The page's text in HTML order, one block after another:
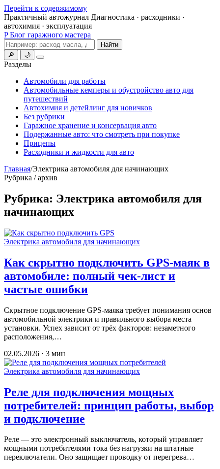
Перейти к содержимому
Практичный автожурнал Диагностика · расходники ·
автохимия · эксплуатация
P Блог гаражного мастера
Поиск
Найти
🔎
🌙
Меню
Разделы
Автомобили для работы
Автомобильные кемперы и обустройство авто для
путешествий
Автохимия и детейлинг для новичков
Без рубрики
Гаражное хранение и консервация авто
Подержанные авто: что смотреть при покупке
Прицепы
Расходники и жидкости для авто
Главная/Электрика автомобиля для начинающих
Рубрика / архив
Рубрика: Электрика автомобиля для
начинающих
Электрика автомобиля для начинающих
Как скрытно подключить GPS-маяк в
автомобиле: полный чек-лист и
частые ошибки
Скрытное подключение GPS-маяка требует понимания основ
автомобильной электрики и правильного выбора места
установки. Успех зависит от трёх факторов: незаметного
расположения,…
02.05.2026 · 3 мин
Электрика автомобиля для начинающих
Реле для подключения мощных
потребителей: принцип работы, выбор
и подключение
Реле — это электронный выключатель, который управляет
мощными потребителями тока без нагрузки на штатные
переключатели. Оно защищает проводку от перегрева…